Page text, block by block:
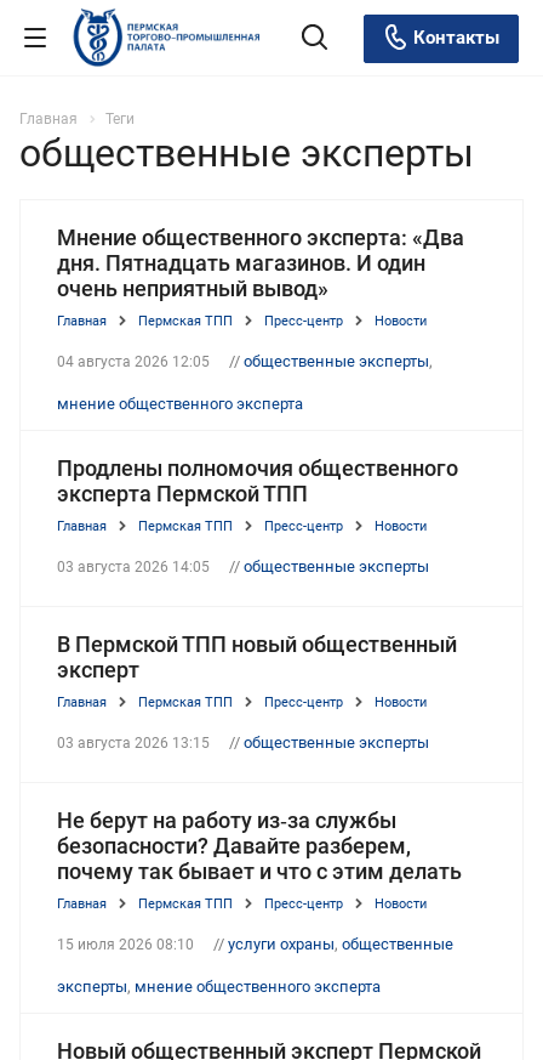
Контакты
Главная Теги
общественные эксперты
Мнение общественного эксперта: «Два
дня. Пятнадцать магазинов. И один
очень неприятный вывод»
Главная Пермская ТПП Пресс-центр Новости
04 августа 2026 12:05 // общественные эксперты,
мнение общественного эксперта
Продлены полномочия общественного
эксперта Пермской ТПП
Главная Пермская ТПП Пресс-центр Новости
03 августа 2026 14:05 // общественные эксперты
В Пермской ТПП новый общественный
эксперт
Главная Пермская ТПП Пресс-центр Новости
03 августа 2026 13:15 // общественные эксперты
Не берут на работу из‑за службы
безопасности? Давайте разберем,
почему так бывает и что с этим делать
Главная Пермская ТПП Пресс-центр Новости
15 июля 2026 08:10 // услуги охраны, общественные
эксперты, мнение общественного эксперта
Новый общественный эксперт Пермской